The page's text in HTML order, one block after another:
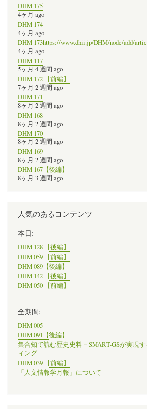
DHM 175
4ヶ月 ago
DHM 174
4ヶ月 ago
DHM 173https://www.dhii.jp/DHM/node/add/
4ヶ月 ago
DHM 117
5ヶ月 4 週間 ago
DHM 172 【前編】
7ヶ月 2 週間 ago
DHM 171
8ヶ月 2 週間 ago
DHM 168
8ヶ月 2 週間 ago
DHM 170
8ヶ月 2 週間 ago
DHM 169
8ヶ月 2 週間 ago
DHM 167【後編】
8ヶ月 3 週間 ago
人気のあるコンテンツ
本日:
DHM 128 【後編】
DHM 059 【前編】
DHM 089【後編】
DHM 142 【後編】
DHM 050 【前編】
全期間:
DHM 005
DHM 091【後編】
集合知で読む歴史史料－SMART-GSが実現
ィング
DHM 039 【前編】
「人文情報学月報」について